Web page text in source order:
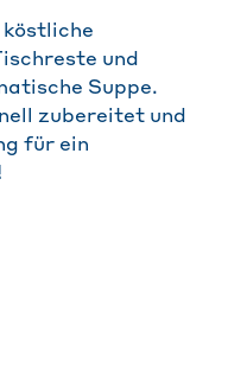
köstliche
und
Suppe.
zubereitet und
für ein